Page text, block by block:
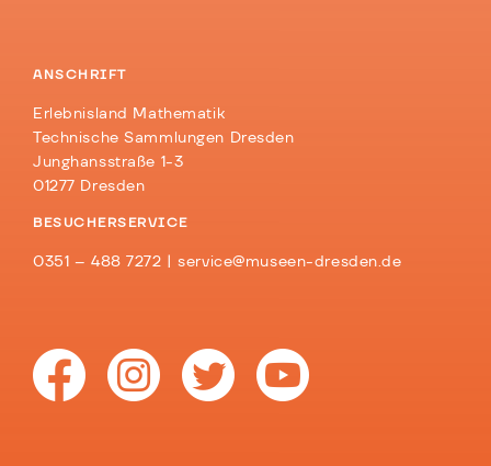
ANSCHRIFT
Erlebnisland Mathematik
Technische Sammlungen Dresden
Junghansstraße 1-3
01277 Dresden
BESUCHERSERVICE
0351 – 488 7272 |service@museen-dresden.de